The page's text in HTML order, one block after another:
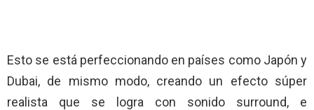
Esto se está perfeccionando en países como Japón y
Dubai, de mismo modo, creando un efecto súper
realista que se logra con sonido surround, e